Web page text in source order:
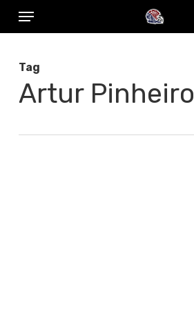
Skip
content
Menu
Tag
Artur Pinheiro